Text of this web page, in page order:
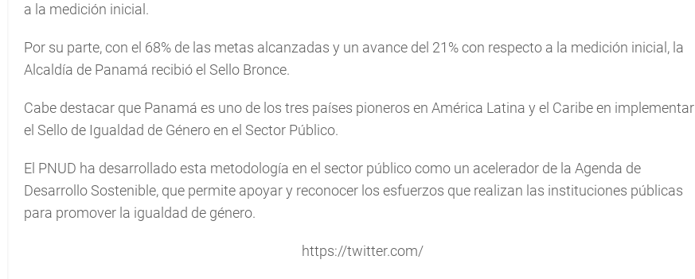
a la medición inicial.
Por su parte, con el 68% de las metas alcanzadas y un avance del 21% con respecto a la medición inicial, la
Alcaldía de Panamá recibió el Sello Bronce.
Cabe destacar que Panamá es uno de los tres países pioneros en América Latina y el Caribe en implementar
el Sello de Igualdad de Género en el Sector Público.
El PNUD ha desarrollado esta metodología en el sector público como un acelerador de la Agenda de
Desarrollo Sostenible, que permite apoyar y reconocer los esfuerzos que realizan las instituciones públicas
para promover la igualdad de género.
https://twitter.com/